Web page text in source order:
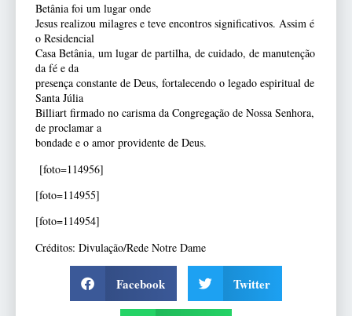
Betânia foi um lugar onde
Jesus realizou milagres e teve encontros significativos. Assim é
o Residencial
Casa Betânia, um lugar de partilha, de cuidado, de manutenção
da fé e da
presença constante de Deus, fortalecendo o legado espiritual de
Santa Júlia
Billiart firmado no carisma da Congregação de Nossa Senhora,
de proclamar a
bondade e o amor providente de Deus.
[foto=114956]
[foto=114955]
[foto=114954]
Créditos: Divulação/Rede Notre Dame
Facebook Twitter